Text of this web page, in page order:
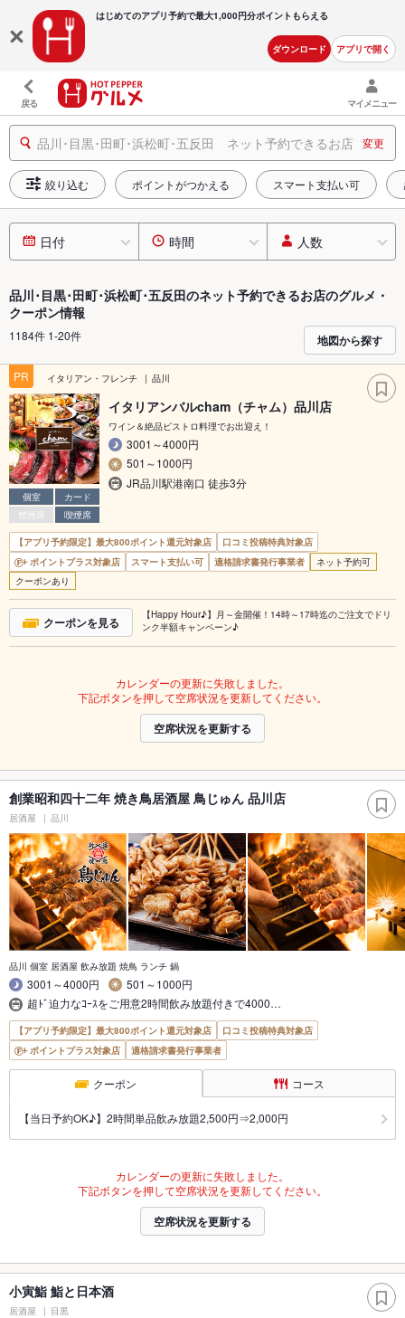
はじめてのアプリ予約で最大1,000円分ポイントもらえる
ダウンロード アプリで開く
戻る マイメニュー
品川･目黒･田町･浜松町･五反田 ネット予約できるお店 変更
絞り込む ポイントがつかえる スマート支払い可
日付 時間 人数
品川･目黒･田町･浜松町･五反田のネット予約できるお店のグルメ・
クーポン情報
1184件 1-20件 地図から探す
PR イタリアン・フレンチ 品川
個室
カード
禁煙席
喫煙席
イタリアンバルcham（チャム）品川店
ワイン＆絶品ビストロ料理でお出迎え！
3001～4000円
501～1000円
JR品川駅港南口 徒歩3分
【アプリ予約限定】最大800ポイント還元対象店
口コミ投稿特典対象店
ポイントプラス対象店
スマート支払い可 適格請求書発行事業者
ネット予約可
クーポンあり
クーポンを見る
【Happy Hour♪】月～金開催！14時～17時迄のご注文でドリ
ンク半額キャンペーン♪
カレンダーの更新に失敗しました。
下記ボタンを押して空席状況を更新してください。
空席状況を更新する
創業昭和四十二年 焼き鳥居酒屋 鳥じゅん 品川店
居酒屋 品川
品川 個室 居酒屋 飲み放題 焼鳥 ランチ 鍋
3001～4000円
501～1000円
超ﾄﾞ迫力なｺｰｽをご用意2時間飲み放題付きで4000…
【アプリ予約限定】最大800ポイント還元対象店
口コミ投稿特典対象店
ポイントプラス対象店
適格請求書発行事業者
クーポン コース
【当日予約OK♪】2時間単品飲み放題2,500円⇒2,000円
カレンダーの更新に失敗しました。
下記ボタンを押して空席状況を更新してください。
空席状況を更新する
小寅鮨 鮨と日本酒
居酒屋 目黒